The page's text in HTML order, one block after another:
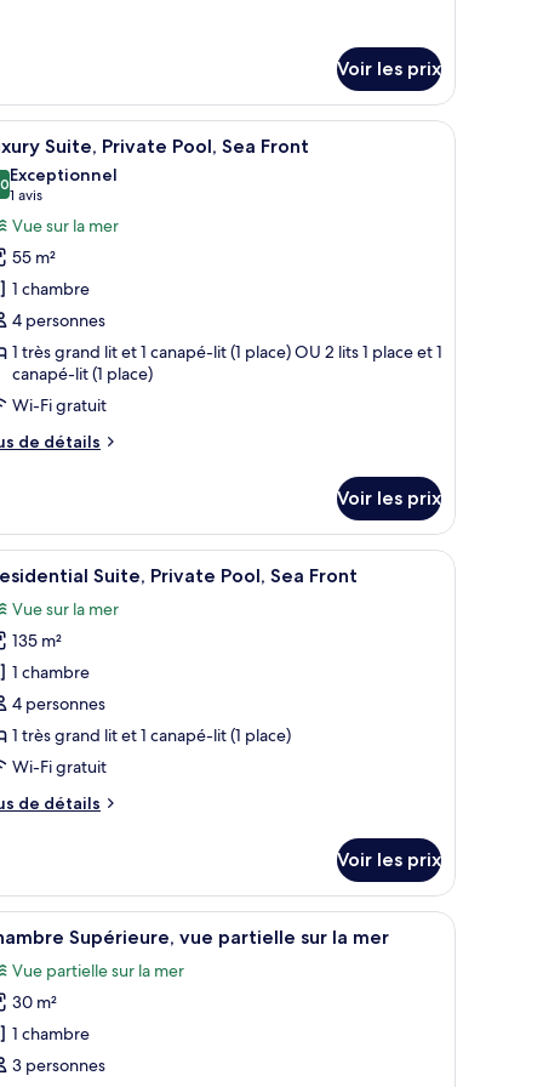
Voir les prix
citron.de fruits, un verre rempli d’une boisson et une plante en pot.
:
Un salon de bord de piscine avec un mur
22 Suite, Private Pool, Sea Front
sur 10
Exceptionnel
1 avis
(1 avis)
Vue sur la mer
55 m²
1 chambre
4 personnes
1 très grand lit et 1 canapé-lit (1 place) OU 2 lits 1 place et 1
canapé-lit (1 place)
Wi-Fi gratuit
de détails
Voir les prix
avec des chaises longues, un grand bac à plantes et une vue sur la mer.
:
Une piscine à débordement avec des
17 Suite, Private Pool, Sea Front
Vue sur la mer
135 m²
1 chambre
4 personnes
1 très grand lit et 1 canapé-lit (1 place)
Wi-Fi gratuit
de détails
Voir les prix
un luminaire suspendu et des rideaux légers.Une chambre à coucher moderne avec un
7 Supérieure, vue partielle sur la mer
Vue partielle sur la mer
30 m²
1 chambre
3 personnes